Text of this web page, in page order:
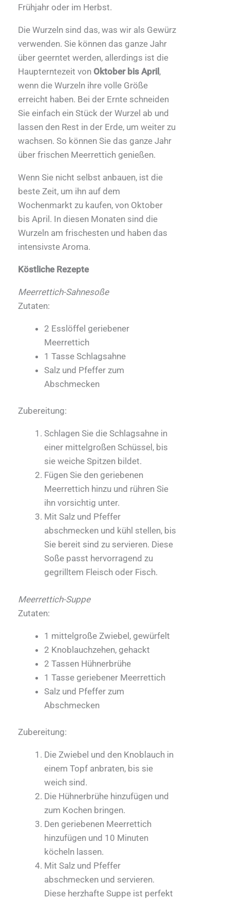
Frühjahr oder im Herbst.
Die Wurzeln sind das, was wir als Gewürz
verwenden. Sie können das ganze Jahr
über geerntet werden, allerdings ist die
Haupterntezeit von Oktober bis April,
wenn die Wurzeln ihre volle Größe
erreicht haben. Bei der Ernte schneiden
Sie einfach ein Stück der Wurzel ab und
lassen den Rest in der Erde, um weiter zu
wachsen. So können Sie das ganze Jahr
über frischen Meerrettich genießen.
Wenn Sie nicht selbst anbauen, ist die
beste Zeit, um ihn auf dem
Wochenmarkt zu kaufen, von Oktober
bis April. In diesen Monaten sind die
Wurzeln am frischesten und haben das
intensivste Aroma.
Köstliche Rezepte
Meerrettich-Sahnesoße
Zutaten:
2 Esslöffel geriebener
Meerrettich
1 Tasse Schlagsahne
Salz und Pfeffer zum
Abschmecken
Zubereitung:
Schlagen Sie die Schlagsahne in
einer mittelgroßen Schüssel, bis
sie weiche Spitzen bildet.
Fügen Sie den geriebenen
Meerrettich hinzu und rühren Sie
ihn vorsichtig unter.
Mit Salz und Pfeffer
abschmecken und kühl stellen, bis
Sie bereit sind zu servieren. Diese
Soße passt hervorragend zu
gegrilltem Fleisch oder Fisch.
Meerrettich-Suppe
Zutaten:
1 mittelgroße Zwiebel, gewürfelt
2 Knoblauchzehen, gehackt
2 Tassen Hühnerbrühe
1 Tasse geriebener Meerrettich
Salz und Pfeffer zum
Abschmecken
Zubereitung:
Die Zwiebel und den Knoblauch in
einem Topf anbraten, bis sie
weich sind.
Die Hühnerbrühe hinzufügen und
zum Kochen bringen.
Den geriebenen Meerrettich
hinzufügen und 10 Minuten
köcheln lassen.
Mit Salz und Pfeffer
abschmecken und servieren.
Diese herzhafte Suppe ist perfekt